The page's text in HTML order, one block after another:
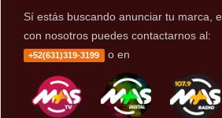
Sí estás buscando anunciar tu marca,
con nosotros puedes contactarnos al:
+52(631)319-3199 o en